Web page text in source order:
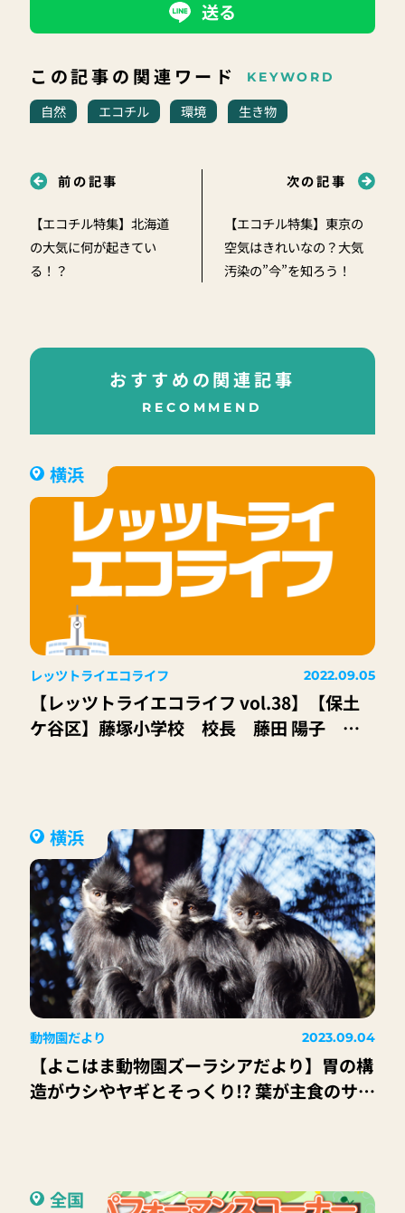
送る
この記事の関連ワード KEYWORD
自然 エコチル 環境 生き物
前の記事
【エコチル特集】北海道
の大気に何が起きてい
る！？
次の記事
【エコチル特集】東京の
空気はきれいなの？大気
汚染の”今”を知ろう！
おすすめの関連記事
RECOMMEND
横浜
レッツトライエコライフ 2022.09.05
【レッツトライエコライフ vol.38】【保土
ケ谷区】藤塚小学校 校長 藤田 陽子 先
横浜
動物園だより 2023.09.04
【よこはま動物園ズーラシアだより】胃の構
造がウシやヤギとそっくり!? 葉が主食のサル
全国